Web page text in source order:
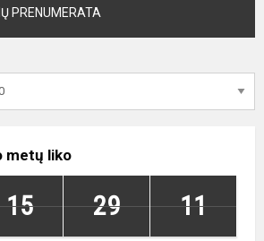
PRENUMERATA
metų liko
15 29 11